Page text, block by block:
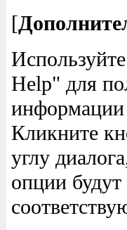
[
Help" для
Кликните
углу
опции